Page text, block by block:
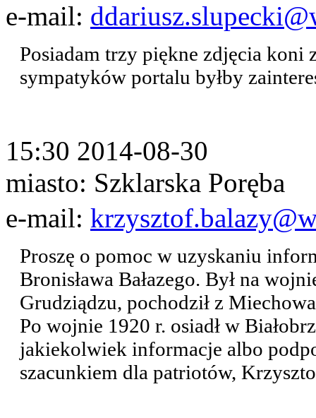
e-mail:
Posiadam trzy piękne zdjęcia koni
sympatyków portalu byłby
15:30 2014-08-30
miasto: Szklarska Poręba
e-mail:
Proszę o pomoc w uzyskaniu
Bronisława Bałazego. Był na
Grudziądzu, pochodził z
Po wojnie 1920 r. osiadł w
jakiekolwiek informacje albo
szacunkiem dla patriotów,